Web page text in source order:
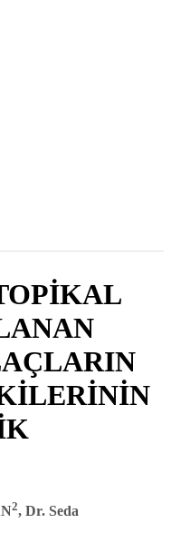
2, Dr. Seda